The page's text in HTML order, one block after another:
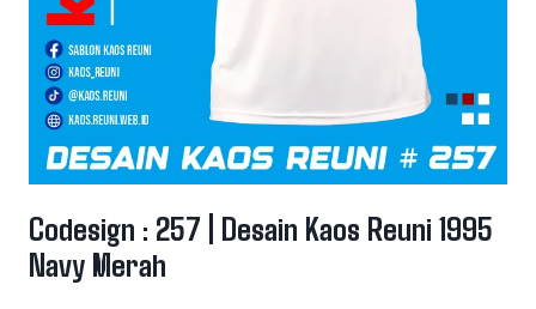
Codesign : 257 | Desain Kaos Reuni 1995
Navy Merah